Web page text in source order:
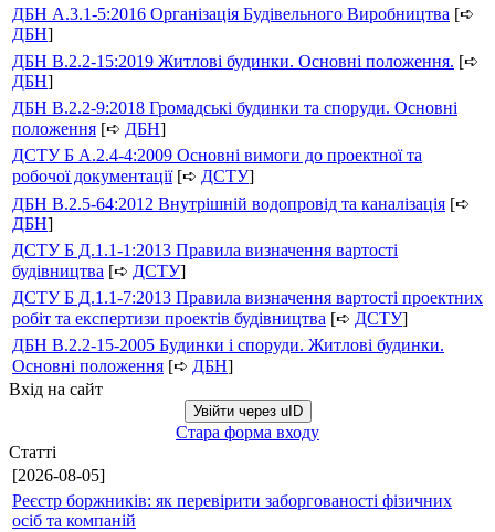
ДБН А.3.1-5:2016 Організація Будівельного Виробництва [➪
ДБН]
ДБН В.2.2-15:2019 Житлові будинки. Основні положення. [➪
ДБН]
ДБН В.2.2-9:2018 Громадські будинки та споруди. Основні
положення [➪ ДБН]
ДСТУ Б А.2.4-4:2009 Основні вимоги до проектної та
робочої документації[➪ ДСТУ]
ДБН В.2.5-64:2012 Внутрішній водопровід та каналізація [➪
ДБН]
ДСТУ Б Д.1.1-1:2013 Правила визначення вартості
будівництва [➪ ДСТУ]
ДСТУ Б Д.1.1-7:2013 Правила визначення вартості проектних
робіт та експертизи проектів будівництва [➪ ДСТУ]
ДБН В.2.2-15-2005 Будинки і споруди. Житлові будинки.
Основні положення [➪ ДБН]
Вхід на сайт
Увійти через uID
Стара форма входу
Статті
[2026-08-05]
Реєстр боржників: як перевірити заборгованості фізичних
осіб та компаній